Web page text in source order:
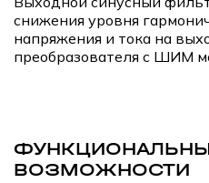
снижения уровня
напряжения и тока на
преобразователя с ШИМ
ВОЗМОЖНОСТИ